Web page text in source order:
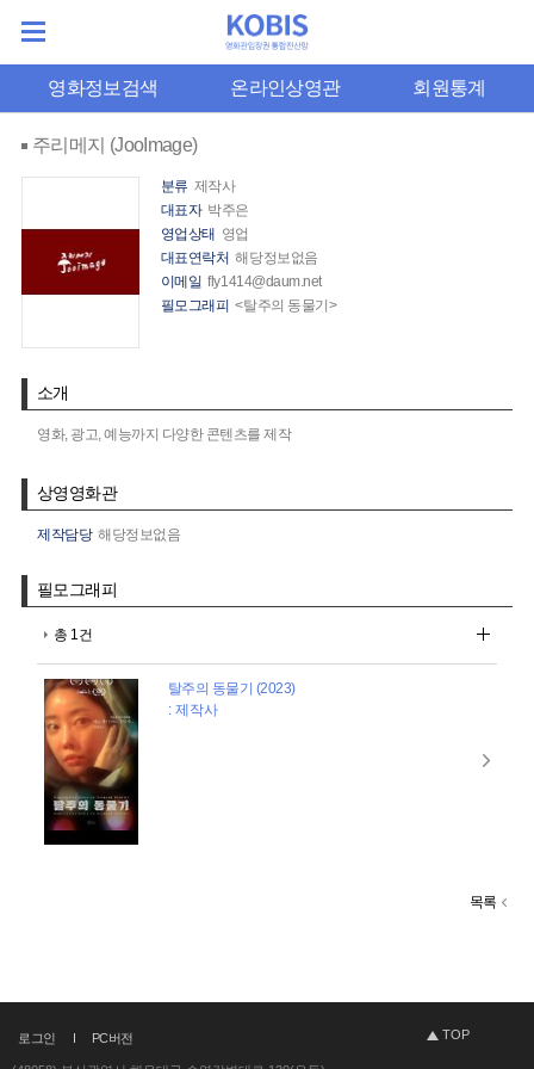
영화정보검색 온라인상영관 회원통계
주리메지 (JooImage)
분류 제작사
대표자 박주은
영업상태 영업
대표연락처 해당정보없음
이메일 fly1414@daum.net
필모그래피 <탈주의 동물기>
소개
영화, 광고, 예능까지 다양한 콘텐츠를 제작
상영영화관
제작담당 해당정보없음
필모그래피
총 1건
탈주의 동물기 (2023)
: 제작사
목록
로그인 PC버전 TOP